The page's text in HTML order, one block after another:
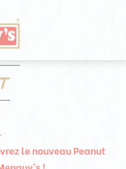
le nouveau Peanut